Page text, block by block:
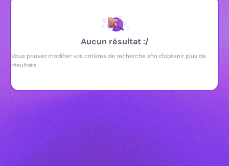
Aucun résultat :/
Vous pouvez modifier vos critères de recherche afin d'obtenir plus de
résultats